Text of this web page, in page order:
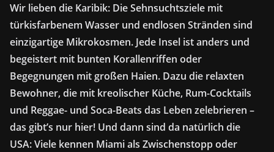
Wir lieben die Karibik: Die Sehnsuchtsziele mit
türkisfarbenem Wasser und endlosen Stränden sind
einzigartige Mikrokosmen. Jede Insel ist anders und
begeistert mit bunten Korallenriffen oder
Begegnungen mit großen Haien. Dazu die relaxten
Bewohner, die mit kreolischer Küche, Rum-Cocktails
und Reggae- und Soca-Beats das Leben zelebrieren –
das gibt’s nur hier! Und dann sind da natürlich die
USA: Viele kennen Miami als Zwischenstopp oder